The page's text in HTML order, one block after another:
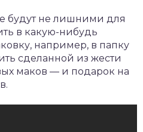
будут не лишними для
в какую-нибудь
например, в папку
сделанной из жести
маков — и подарок на